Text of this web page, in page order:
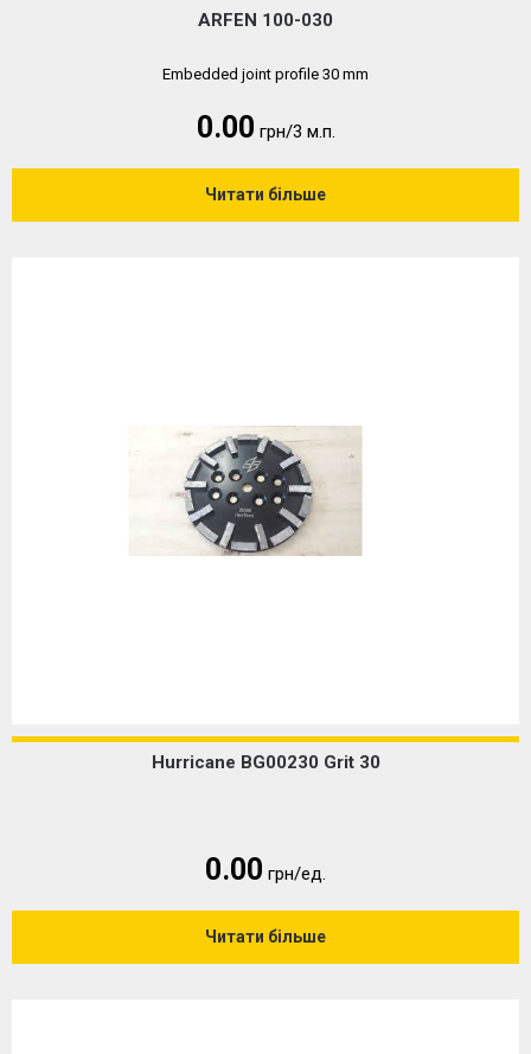
ARFEN 100-030
Embedded joint profile 30 mm
0.00 грн/3 м.п.
Читати більше
Hurricane BG00230 Grit 30
0.00 грн/ед.
Читати більше